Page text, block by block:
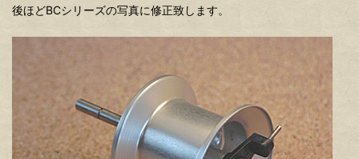
後ほどBCシリーズの写真に修正致します。